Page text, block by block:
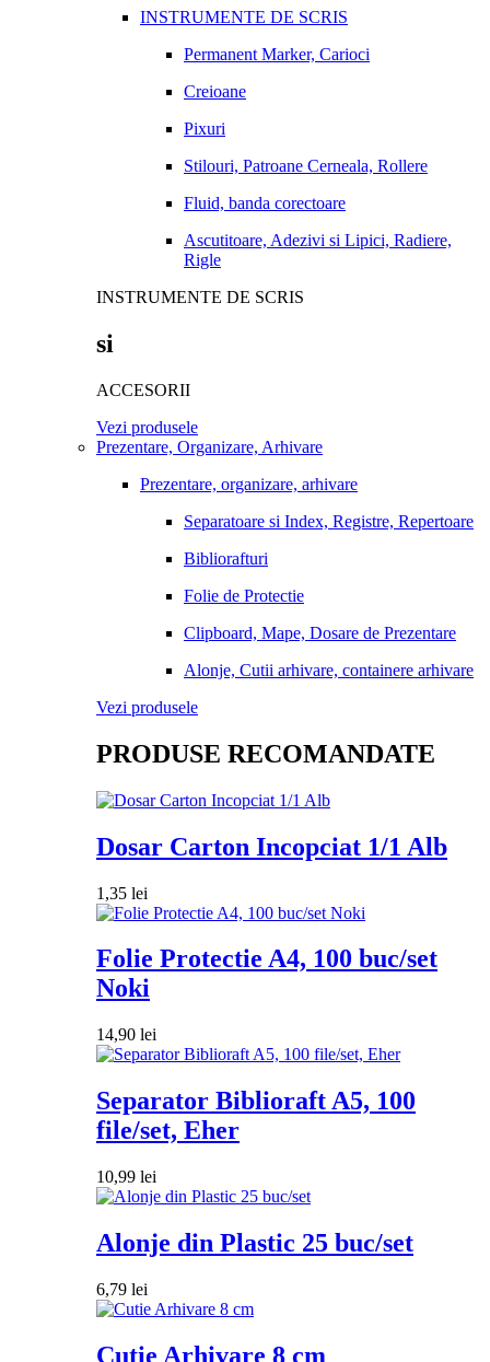
INSTRUMENTE DE SCRIS
Permanent Marker, Carioci
Creioane
Pixuri
Stilouri, Patroane Cerneala, Rollere
Fluid, banda corectoare
Ascutitoare, Adezivi si Lipici, Radiere,
Rigle
INSTRUMENTE DE SCRIS
si
ACCESORII
Vezi produsele
Prezentare, Organizare, Arhivare
Prezentare, organizare, arhivare
Separatoare si Index, Registre, Repertoare
Bibliorafturi
Folie de Protectie
Clipboard, Mape, Dosare de Prezentare
Alonje, Cutii arhivare, containere arhivare
Vezi produsele
PRODUSE RECOMANDATE
Dosar Carton Incopciat 1/1 Alb
1,35 lei
Folie Protectie A4, 100 buc/set
Noki
14,90 lei
Separator Biblioraft A5, 100
file/set, Eher
10,99 lei
Alonje din Plastic 25 buc/set
6,79 lei
Cutie Arhivare 8 cm